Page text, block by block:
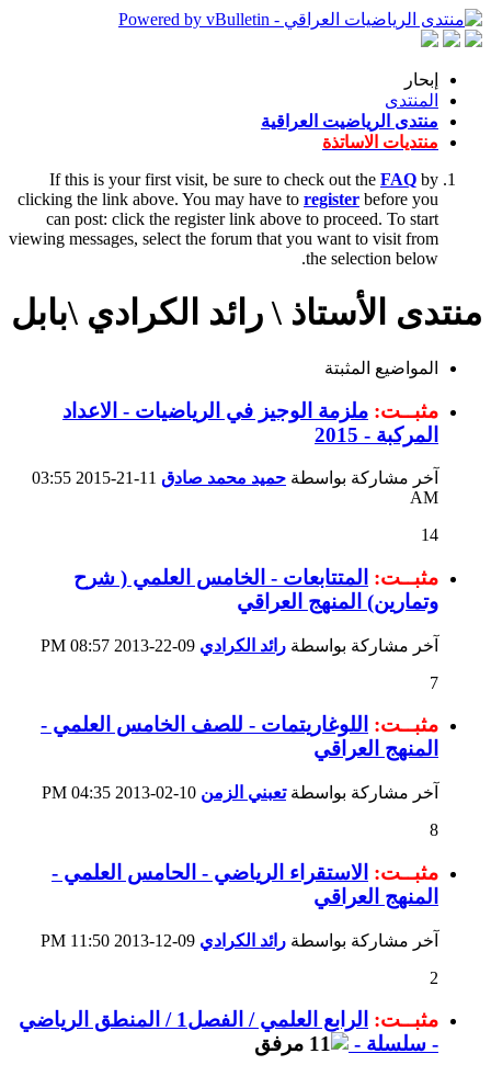
إبحار
المنتدى
منتدى الرياضيت العراقية
منتديات الاساتذة
If this is your first visit, be sure to check out the FAQ by
clicking the link above. You may have to register before you
can post: click the register link above to proceed. To start
viewing messages, select the forum that you want to visit from
the selection below.
منتدى الأستاذ \ رائد الكرادي \بابل
المواضيع المثبتة
مثبــت: ملزمة الوجيز في الرياضيات - الاعداد
المركبة - 2015
آخر مشاركة بواسطة حميد محمد صادق
03:55
AM
14
مثبــت: المتتابعات - الخامس العلمي ( شرح
وتمارين) المنهج العراقي
آخر مشاركة بواسطة رائد الكرادي
08:57 PM
7
مثبــت: اللوغاريتمات - للصف الخامس العلمي -
المنهج العراقي
آخر مشاركة بواسطةتعبني الزمن
04:35 PM
8
مثبــت: الاستقراء الرياضي - الحامس العلمي -
المنهج العراقي
آخر مشاركة بواسطة رائد الكرادي
11:50 PM
2
مثبــت:
الرابع العلمي / الفصل1 / المنطق الرياضي
- سلسلة -